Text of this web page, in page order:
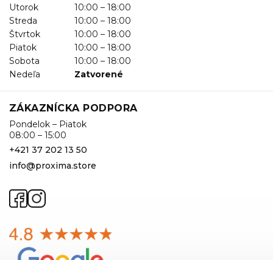
Utorok
10:00 – 18:00
Streda
10:00 – 18:00
Štvrtok
10:00 – 18:00
Piatok
10:00 – 18:00
Sobota
10:00 – 18:00
Nedeľa
Zatvorené
ZÁKAZNÍCKA PODPORA
Pondelok – Piatok
08:00 – 15:00
+421 37 202 13 50
info@proxima.store